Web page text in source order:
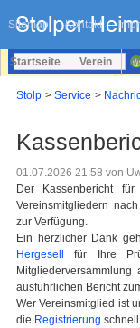
Sitemap Kontakt
überspringen
Startseite Verein
Stolp Service
01.07.2026 21:58 von
Der Kassenbericht
Vereinsmitgliedern
zur Verfügung.
Ein herzlicher Dank
Hergesell
für Ihre
ausführlichen Bericht
Wer Vereinsmitglied ist
die Registrierung